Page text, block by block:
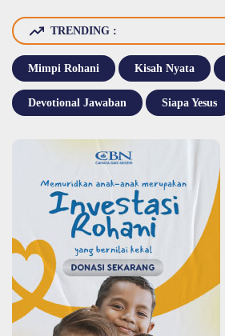
TRENDING :
Mimpi Rohani Kisah Nyata
Devotional Jawaban Siapa Yesus